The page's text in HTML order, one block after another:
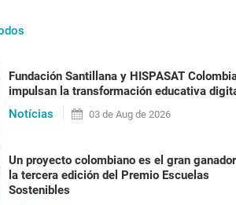
Fundación Santillana y HISPASAT
impulsan la transformación educativa
Notícias
03 de Aug de 2026
Un proyecto colombiano es el gran
la tercera edición del Premio Escuelas
Sostenibles
Após 20 anos, uma
posta em prática para
Em 2023 o Brasil vai alcançar a marca
formada por pessoas negras (56%).